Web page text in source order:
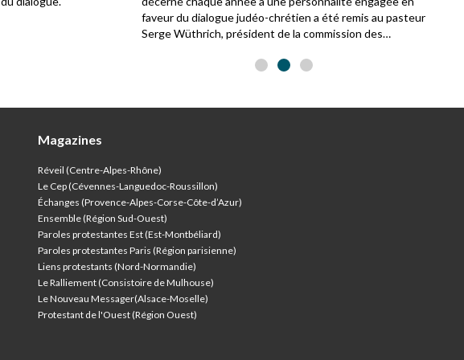
faveur du dialogue judéo-chrétien a été remis au pasteur
Serge Wüthrich, président de la commission des
Magazines
Réveil (Centre-Alpes-Rhône)
Le Cep (Cévennes-Languedoc-Roussillon)
Échanges (Provence-Alpes-Corse-Côte-d’Azur)
Ensemble (Région Sud-Ouest)
Paroles protestantes Est (Est-Montbéliard)
Paroles protestantes Paris (Région parisienne)
Liens protestants (Nord-Normandie)
Le Ralliement (Consistoire de Mulhouse)
Le Nouveau Messager(Alsace-Moselle)
Protestant de l'Ouest (Région Ouest)